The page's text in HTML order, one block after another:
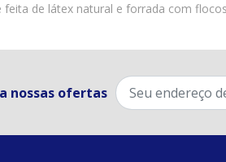
de látex natural e forrada com
nossas ofertas